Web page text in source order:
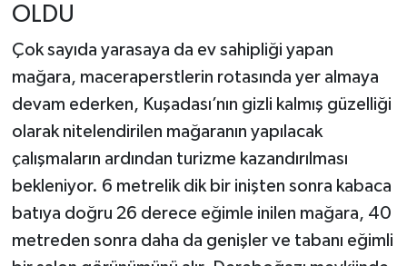
OLDU
Çok sayıda yarasaya da ev sahipliği yapan
mağara, maceraperstlerin rotasında yer almaya
devam ederken, Kuşadası’nın gizli kalmış güzelliği
olarak nitelendirilen mağaranın yapılacak
çalışmaların ardından turizme kazandırılması
bekleniyor. 6 metrelik dik bir inişten sonra kabaca
batıya doğru 26 derece eğimle inilen mağara, 40
metreden sonra daha da genişler ve tabanı eğimli